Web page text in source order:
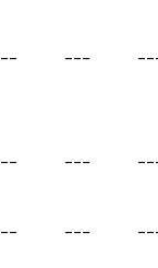
-- --- --
-- --- --
-- --- --